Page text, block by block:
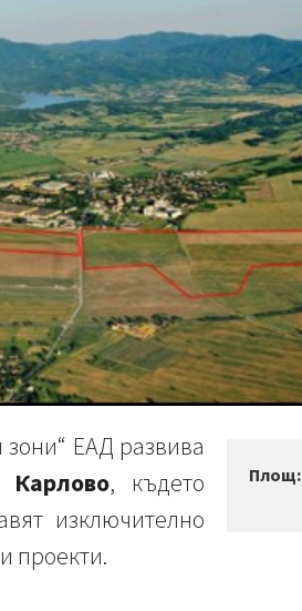
Площ:
ЕАД развива
Карлово, където
изключително
проекти.